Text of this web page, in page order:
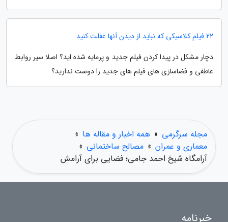
22 فیلم کلاسیکی که نباید از دیدن آنها غفلت کنید
دچار مشکل در پیدا کردن فیلم جدید و پرمایه شده اید؟ اصلا سیر روابط
عاطفی و فضاسازی های فیلم های جدید را دوست ندارید؟
مجله سرگرمی » همه اخبار و مقاله ها »
معماری و عمران » مصالح ساختمانی »
آرامگاه شیخ احمد جامی؛ فضایی برای آرامش
خبرنامه